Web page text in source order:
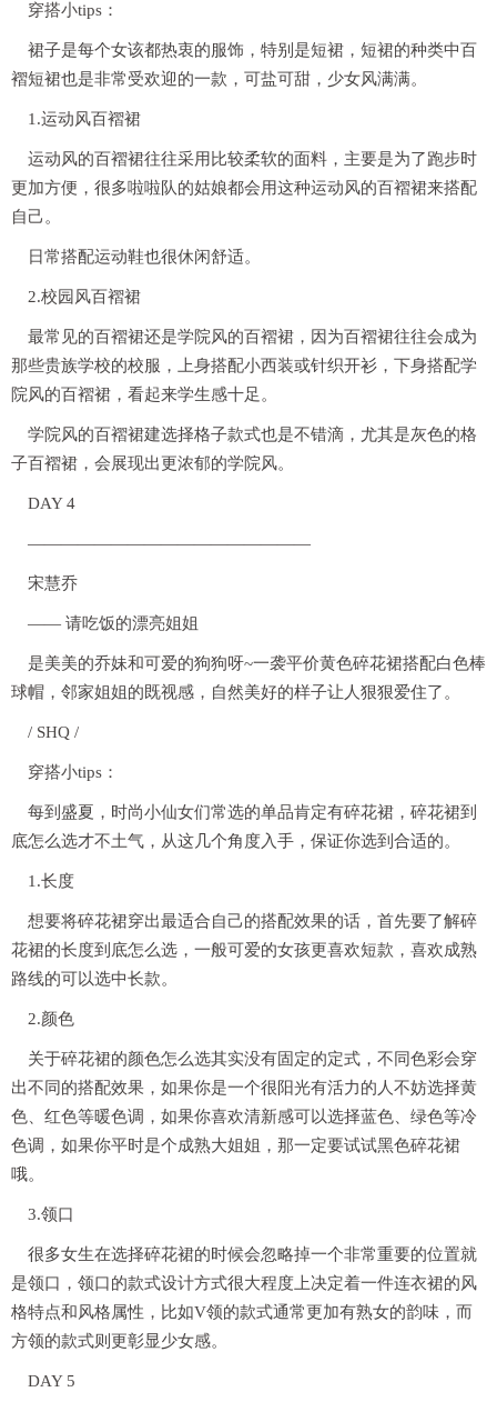
穿搭小tips：
裙子是每个女该都热衷的服饰，特别是短裙，短裙的种类中百
褶短裙也是非常受欢迎的一款，可盐可甜，少女风满满。
1.运动风百褶裙
运动风的百褶裙往往采用比较柔软的面料，主要是为了跑步时
更加方便，很多啦啦队的姑娘都会用这种运动风的百褶裙来搭配
自己。
日常搭配运动鞋也很休闲舒适。
2.校园风百褶裙
最常见的百褶裙还是学院风的百褶裙，因为百褶裙往往会成为
那些贵族学校的校服，上身搭配小西装或针织开衫，下身搭配学
院风的百褶裙，看起来学生感十足。
学院风的百褶裙建选择格子款式也是不错滴，尤其是灰色的格
子百褶裙，会展现出更浓郁的学院风。
DAY 4
—————————————————
宋慧乔
—— 请吃饭的漂亮姐姐
是美美的乔妹和可爱的狗狗呀~一袭平价黄色碎花裙搭配白色棒
球帽，邻家姐姐的既视感，自然美好的样子让人狠狠爱住了。
/ SHQ /
穿搭小tips：
每到盛夏，时尚小仙女们常选的单品肯定有碎花裙，碎花裙到
底怎么选才不土气，从这几个角度入手，保证你选到合适的。
1.长度
想要将碎花裙穿出最适合自己的搭配效果的话，首先要了解碎
花裙的长度到底怎么选，一般可爱的女孩更喜欢短款，喜欢成熟
路线的可以选中长款。
2.颜色
关于碎花裙的颜色怎么选其实没有固定的定式，不同色彩会穿
出不同的搭配效果，如果你是一个很阳光有活力的人不妨选择黄
色、红色等暖色调，如果你喜欢清新感可以选择蓝色、绿色等冷
色调，如果你平时是个成熟大姐姐，那一定要试试黑色碎花裙
哦。
3.领口
很多女生在选择碎花裙的时候会忽略掉一个非常重要的位置就
是领口，领口的款式设计方式很大程度上决定着一件连衣裙的风
格特点和风格属性，比如V领的款式通常更加有熟女的韵味，而
方领的款式则更彰显少女感。
DAY 5